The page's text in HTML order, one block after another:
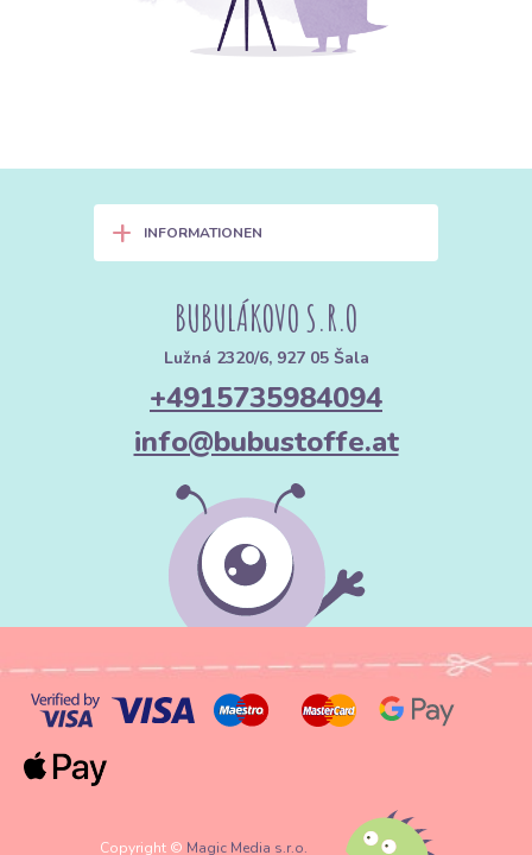
+ INFORMATIONEN
BUBULÁKOVO S.R.O
Lužná 2320/6, 927 05 Šala
+4915735984094
info@bubustoffe.at
Copyright © Magic Media s.r.o.